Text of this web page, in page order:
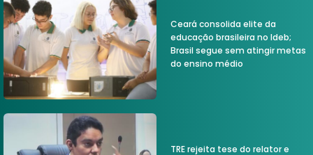
Ceará consolida elite da
educação brasileira no Ideb;
Brasil segue sem atingir metas
do ensino médio
TRE rejeita tese do relator e